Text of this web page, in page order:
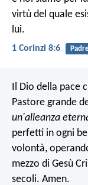
virtù del quale
lui.
1 Corinzi 8:6
Il Dio della
Pastore grande
un'alleanza
perfetti in ogni
volontà,
mezzo di Gesù
secoli. Amen.